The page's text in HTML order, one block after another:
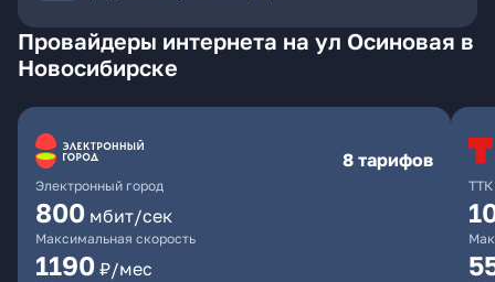
Провайдеры интернета на ул Осиновая в
Новосибирске
Электронный город
8 тарифов
800 мбит/сек
Максимальная скорость
1190 ₽/мес
ТТК